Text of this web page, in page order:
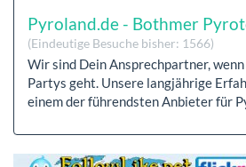
Pyroland.de - Bothmer
(Eindeutige Besuche bisher: 1566)
Wir sind Dein Ansprechpartner,
Partys geht. Unsere langjährige
einem der führendsten Anbieter für